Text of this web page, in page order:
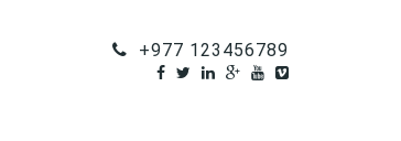
+977 123456789